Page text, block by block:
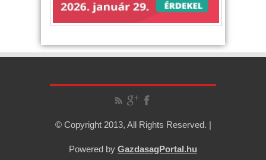
© Copyright 2013, All Rights Reserved. |
Powered by GazdasagPortal.hu